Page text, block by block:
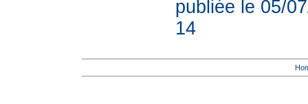
publiée le 05/
14